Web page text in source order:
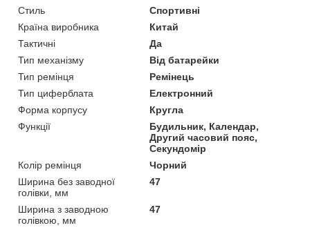
Стиль
Спортивні
Країна виробника
Китай
Тактичні
Да
Тип механізму
Від батарейки
Тип ремінця
Ремінець
Тип циферблата
Електронний
Форма корпусу
Кругла
Функції
Будильник, Календар,
Другий часовий пояс,
Секундомір
Колір ремінця
Чорний
Ширина без заводної
голівки, мм
47
Ширина з заводною
голівкою, мм
47